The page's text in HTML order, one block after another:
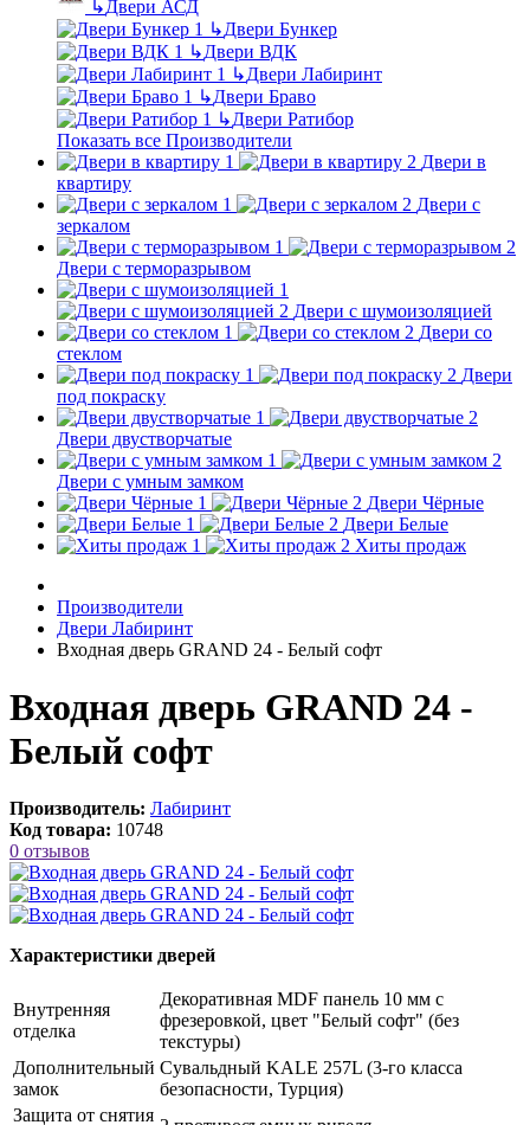
↳Двери АСД
↳Двери Бункер
↳Двери ВДК
↳Двери Лабиринт
↳Двери Браво
↳Двери Ратибор
Показать все Производители
Двери в
квартиру
Двери с
зеркалом
Двери с терморазрывом
Двери с шумоизоляцией
Двери со
стеклом
Двери
под покраску
Двери двустворчатые
Двери с умным замком
Двери Чёрные
Двери Белые
Хиты продаж
Производители
Двери Лабиринт
Входная дверь GRAND 24 - Белый софт
Входная дверь GRAND 24 -
Белый софт
Производитель: Лабиринт
Код товара: 10748
0 отзывов
Характеристики дверей
Внутренняя
отделка
Декоративная MDF панель 10 мм с
фрезеровкой, цвет "Белый софт" (без
текстуры)
Дополнительный
замок
Сувальдный KALE 257L (3-го класса
безопасности, Турция)
Защита от снятия